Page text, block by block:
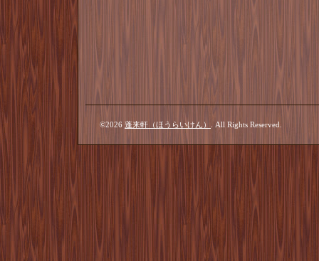
©2026 蓬来軒（ほうらいけん） . All Rights Reserved.